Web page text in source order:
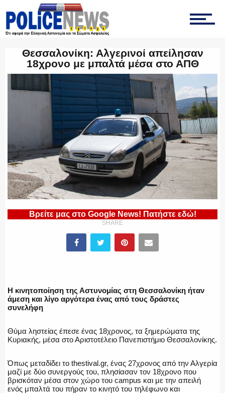
ΤΡΟΧΑΙΑ
ΕΚΑΜ
ΠΥΡΟΣΒΕΣΤΙΚΗ
ΛΙΜΕΝΙΚΟ
Θεσσαλονίκη: Αλγερινοί απείλησαν
18χρονο με μπαλτά μέσα στο ΑΠΘ
Βρείτε μας στο Google News! Πατήστε εδώ!
SHARE
Η κινητοποίηση της Αστυνομίας στη Θεσσαλονίκη ήταν
άμεση και λίγο αργότερα ένας από τους δράστες
συνελήφη
Θύμα ληστείας έπεσε ένας 18χρονος, τα ξημερώματα της
Κυριακής, μέσα στο Αριστοτέλειο Πανεπιστήμιο Θεσσαλονίκης.
Όπως μεταδίδει το thestival.gr, ένας 27χρονος από την Αλγερία
μαζί με δύο συνεργούς του, πλησίασαν τον 18χρονο που
βρισκόταν μέσα στον χώρο του campus και με την απειλή
ενός μπαλτά του πήραν το κινητό του τηλέφωνο και